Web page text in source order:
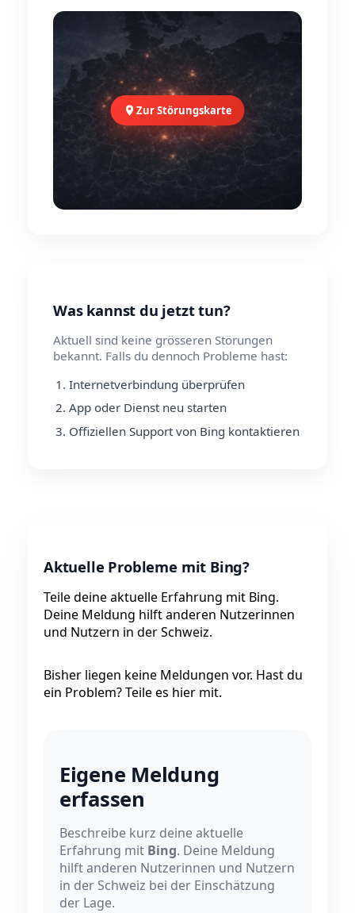
Zur Störungskarte
Was kannst du jetzt tun?
Aktuell sind keine grösseren Störungen
bekannt. Falls du dennoch Probleme hast:
Internetverbindung überprüfen
App oder Dienst neu starten
Offiziellen Support von Bing kontaktieren
Aktuelle Probleme mit Bing?
Teile deine aktuelle Erfahrung mit Bing.
Deine Meldung hilft anderen Nutzerinnen
und Nutzern in der Schweiz.
Bisher liegen keine Meldungen vor. Hast du
ein Problem? Teile es hier mit.
Eigene Meldung
erfassen
Beschreibe kurz deine aktuelle
Erfahrung mit Bing. Deine Meldung
hilft anderen Nutzerinnen und Nutzern
in der Schweiz bei der Einschätzung
der Lage.